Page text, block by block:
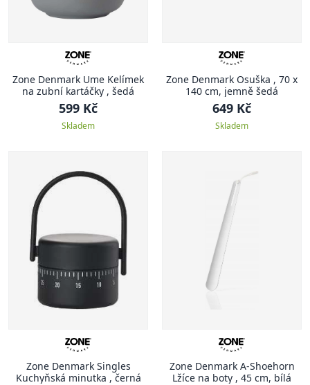
Zone Denmark Ume Kelímek
na zubní kartáčky , šedá
599 Kč
Skladem
Zone Denmark Osuška , 70 x
140 cm, jemně šedá
649 Kč
Skladem
Zone Denmark Singles
Kuchyňská minutka , černá
Zone Denmark A-Shoehorn
Lžíce na boty , 45 cm, bílá